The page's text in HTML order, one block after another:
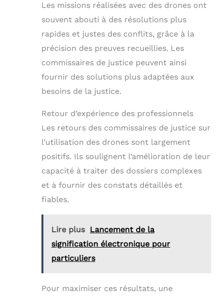
Les missions réalisées avec des drones ont
souvent abouti à des résolutions plus
rapides et justes des conflits, grâce à la
précision des preuves recueillies. Les
commissaires de justice peuvent ainsi
fournir des solutions plus adaptées aux
besoins de la justice.
Retour d’expérience des professionnels
Les retours des commissaires de justice sur
l’utilisation des drones sont largement
positifs. Ils soulignent l’amélioration de leur
capacité à traiter des dossiers complexes
et à fournir des constats détaillés et
fiables.
Lire plus Lancement de la
signification électronique pour
particuliers
Pour maximiser ces résultats, une